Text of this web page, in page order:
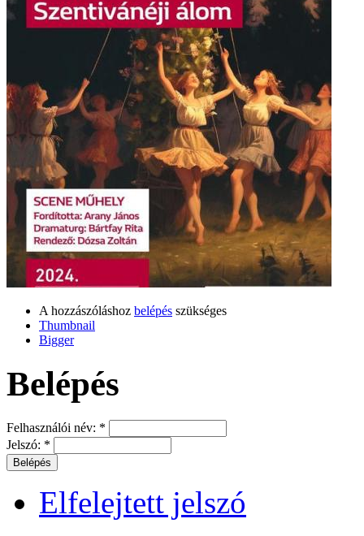
A hozzászóláshoz belépés szükséges
Thumbnail
Bigger
Belépés
Felhasználói név: *
Jelszó: *
Elfelejtett jelszó